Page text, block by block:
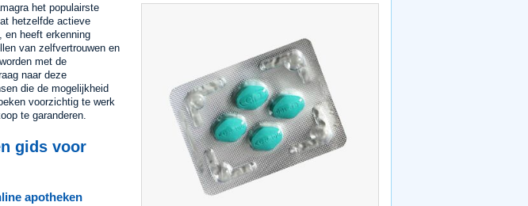
het populairste
hetzelfde actieve
en heeft erkenning
van zelfvertrouwen en
met de
naar deze
die de mogelijkheid
voorzichtig te werk
te garanderen.
gids voor
apotheken